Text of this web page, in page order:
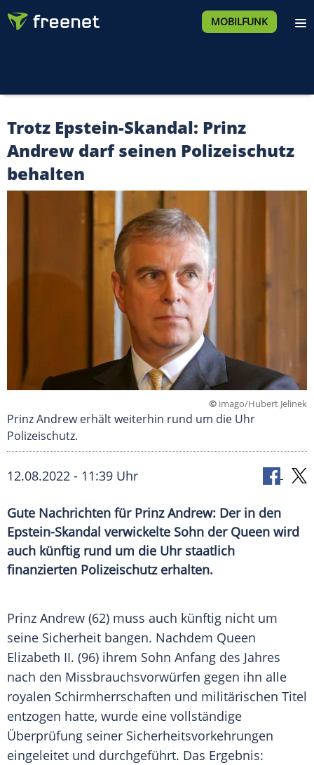
MOBILFUNK
Trotz Epstein-Skandal: Prinz
Andrew darf seinen Polizeischutz
behalten
© imago/Hubert Jelinek
Prinz Andrew erhält weiterhin rund um die Uhr
Polizeischutz.
12.08.2022 - 11:39 Uhr
Gute Nachrichten für Prinz Andrew: Der in den
Epstein-Skandal verwickelte Sohn der Queen wird
auch künftig rund um die Uhr staatlich
finanzierten Polizeischutz erhalten.
Prinz Andrew (62) muss auch künftig nicht um
seine Sicherheit bangen. Nachdem Queen
Elizabeth II. (96) ihrem Sohn Anfang des Jahres
nach den Missbrauchsvorwürfen gegen ihn alle
royalen Schirmherrschaften und militärischen Titel
entzogen hatte, wurde eine vollständige
Überprüfung seiner Sicherheitsvorkehrungen
eingeleitet und durchgeführt. Das Ergebnis: